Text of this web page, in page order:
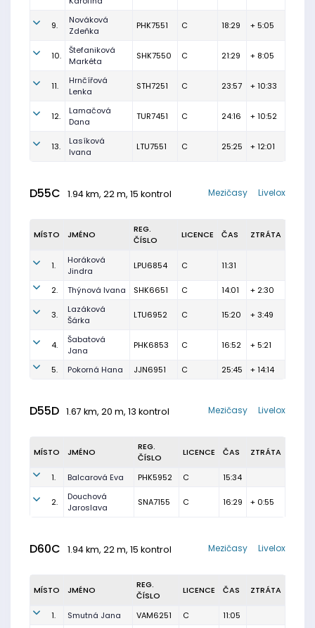
9.
Nováková
Zdeňka
PHK7551 C 18:29 + 5:05
10.
Štefaniková
Markéta
SHK7550 C 21:29 + 8:05
11.
Hrnčířová
Lenka
STH7251 C 23:57 + 10:33
12.
Lamačová
Dana
TUR7451 C 24:16 + 10:52
13.
Lasíková
Ivana
LTU7551 C 25:25 + 12:01
D55C 1.94 km, 22 m, 15 kontrol Livelox
Mezičasy
MÍSTO JMÉNO
REG.
ČÍSLO
LICENCE ČAS ZTRÁTA
1.
Horáková
Jindra
LPU6854 C 11:31
2. Thýnová Ivana SHK6651 C 14:01 + 2:30
3.
Lazáková
Šárka
LTU6952 C 15:20 + 3:49
4.
Šabatová
Jana
PHK6853 C 16:52 + 5:21
5. Pokorná Hana JJN6951 C 25:45 + 14:14
D55D 1.67 km, 20 m, 13 kontrol Livelox
Mezičasy
MÍSTO JMÉNO
REG.
ČÍSLO
LICENCE ČAS ZTRÁTA
1. Balcarová Eva PHK5952 C 15:34
2.
Douchová
Jaroslava
SNA7155 C 16:29 + 0:55
D60C 1.94 km, 22 m, 15 kontrol Livelox
Mezičasy
MÍSTO JMÉNO
REG.
ČÍSLO
LICENCE ČAS ZTRÁTA
1. Smutná Jana VAM6251 C 11:05